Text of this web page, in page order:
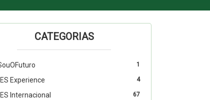
CATEGORIAS
1
4
Experience
67
Internacional